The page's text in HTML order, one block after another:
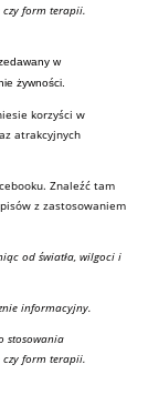
czy form terapii.
w
żywności.
korzyści w
atrakcyjnych
Znaleźć tam
z zastosowaniem
od światła, wilgoci i
informacyjny.
stosowania
czy form terapii.